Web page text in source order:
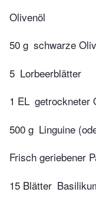
Olivenöl
50 g schwarze
5 Lorbeerblätter
1 EL getrockneter
500 g Linguine
Frisch geriebener
15 Blätter